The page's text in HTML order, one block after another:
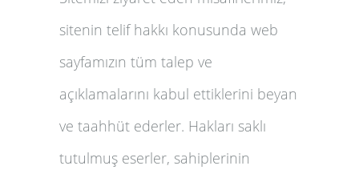
sitenin telif hakkı konusunda web
sayfamızın tüm talep ve
açıklamalarını kabul ettiklerini beyan
ve taahhüt ederler. Hakları saklı
tutulmuş eserler, sahiplerinin